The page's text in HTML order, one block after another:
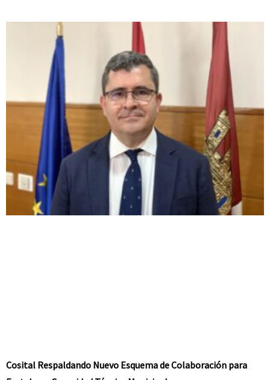
Cosital Respaldando Nuevo Esquema de Colaboración para